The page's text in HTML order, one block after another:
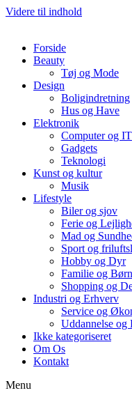
Videre til indhold
Forside
Beauty
Tøj og Mode
Design
Boligindretning
Hus og Have
Elektronik
Computer og IT
Gadgets
Teknologi
Kunst og kultur
Musik
Lifestyle
Biler og sjov
Ferie og
Mad og
Sport og
Hobby og Dyr
Familie og Børn
Shopping og
Industri og Erhverv
Service og
Uddannelse og
Ikke kategoriseret
Om Os
Kontakt
Menu